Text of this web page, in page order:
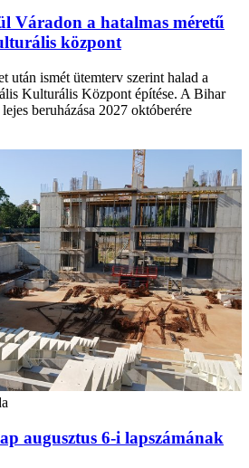
Váradon a hatalmas méretű
központ
után ismét ütemterv szerint halad a
Kulturális Központ építése. A Bihar
beruházása 2027 októberére
augusztus 6-i lapszámának